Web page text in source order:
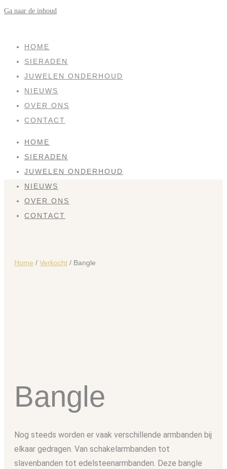
Ga naar de inhoud
HOME
SIERADEN
JUWELEN ONDERHOUD
NIEUWS
OVER ONS
CONTACT
HOME
SIERADEN
JUWELEN ONDERHOUD
NIEUWS
OVER ONS
CONTACT
Home / Verkocht / Bangle
SOLD
Bangle
Nog steeds worden er vaak verschillende armbanden bij
elkaar gedragen. Van schakelarmbanden tot
slavenbanden tot edelsteenarmbanden. Deze bangle